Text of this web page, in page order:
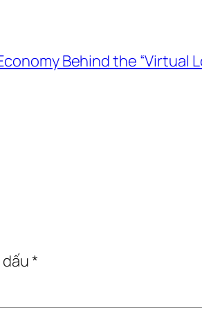
Behind the “Virtual
*